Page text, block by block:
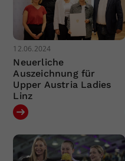
12.06.2024
Neuerliche
Auszeichnung für
Upper Austria Ladies
Linz